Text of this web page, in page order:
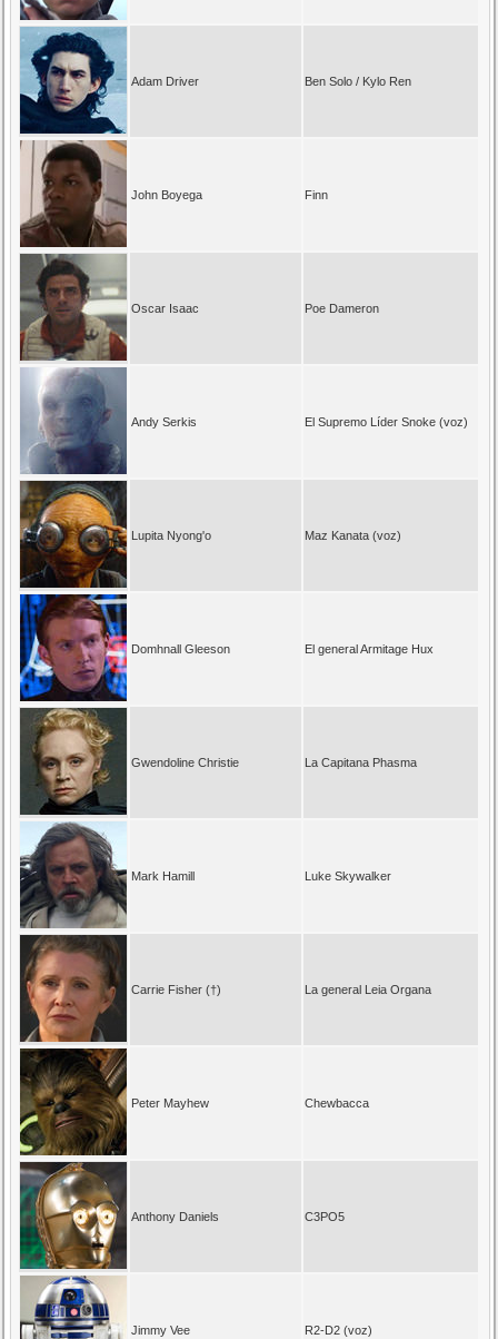
Adam Driver Ben Solo / Kylo Ren
John Boyega Finn
Oscar Isaac Poe Dameron
Andy Serkis El Supremo Líder Snoke (voz)
Lupita Nyong'o Maz Kanata (voz)
Domhnall Gleeson El general Armitage Hux
Gwendoline Christie La Capitana Phasma
Mark Hamill Luke Skywalker
Carrie Fisher (†) La general Leia Organa
Peter Mayhew Chewbacca
Anthony Daniels C3PO5
Jimmy Vee R2-D2 (voz)